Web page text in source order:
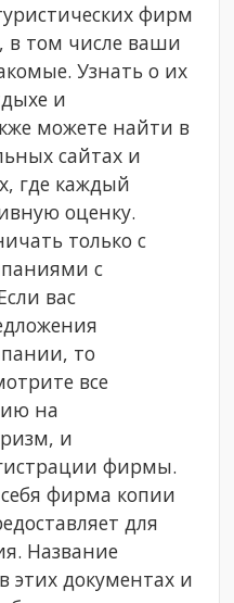
фирм
в том числе ваши
Узнать о их
и
можете найти в
сайтах и
где каждый
оценку.
только с
с
вас
то
все
на
и
фирмы.
фирма копии
для
Название
документах и